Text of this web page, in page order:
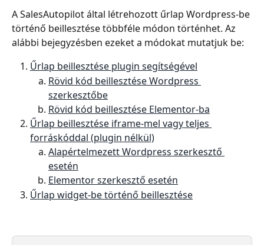
A SalesAutopilot által létrehozott űrlap Wordpress-be
történő beillesztése többféle módon történhet. Az
alábbi bejegyzésben ezeket a módokat mutatjuk be:
Űrlap beillesztése plugin segítségével
Rövid kód beillesztése Wordpress
szerkesztőbe
Rövid kód beillesztése Elementor-ba
Űrlap beillesztése iframe-mel vagy teljes
forráskóddal (plugin nélkül)
Alapértelmezett Wordpress szerkesztő
esetén
Elementor szerkesztő esetén
Űrlap widget-be történő beillesztése